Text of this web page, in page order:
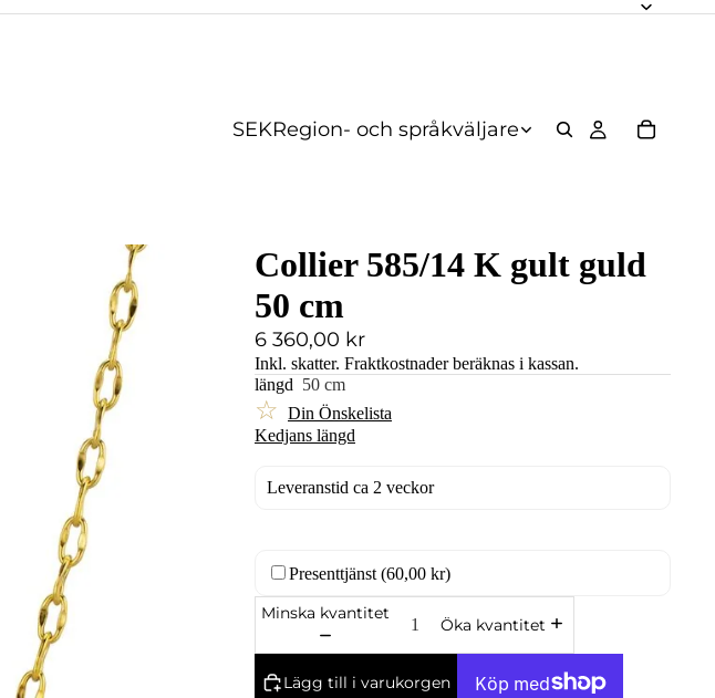
SEKRegion- och språkväljare
Collier 585/14 K gult guld
50 cm
6 360,00 kr
Inkl. skatter. Fraktkostnaderberäknas i kassan.
längd 50 cm
☆ Din Önskelista
Kedjans längd
Leveranstid ca 2 veckor
Presenttjänst (60,00 kr)
Minska kvantitet
Öka kvantitet
Lägg till i varukorgen